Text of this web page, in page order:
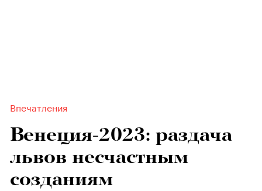
Впечатления
Венеция-2023: раздача
львов несчастным
созданиям